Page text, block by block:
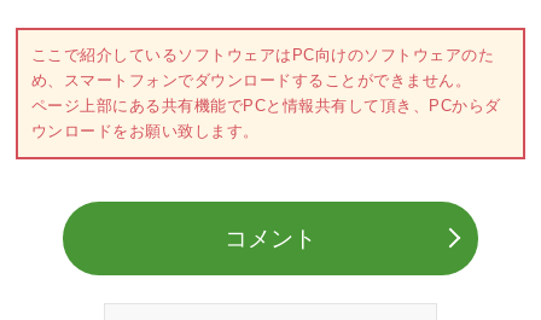
ここで紹介しているソフトウェアはPC向けのソフトウェアのた
め、スマートフォンでダウンロードすることができません。
ページ上部にある共有機能でPCと情報共有して頂き、PCからダ
ウンロードをお願い致します。
コメント